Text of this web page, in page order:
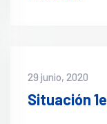
29 junio, 2020
Situación